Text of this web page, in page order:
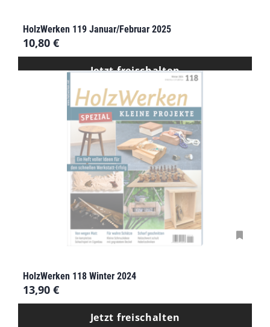
HolzWerken 119 Januar/Februar 2025
10,80 €
Jetzt freischalten
HolzWerken 118 Winter 2024
13,90 €
Jetzt freischalten